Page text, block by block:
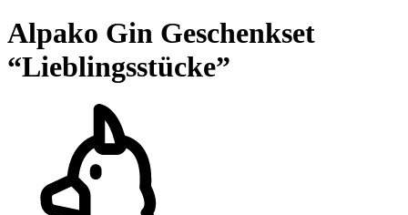
Alpako Gin Geschenkset
“Lieblingsstücke”